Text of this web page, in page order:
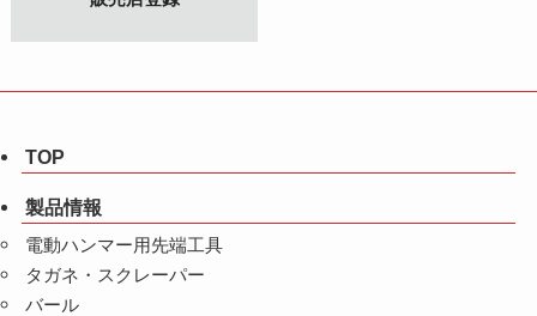
TOP
製品情報
電動ハンマー用先端工具
タガネ・スクレーパー
バール